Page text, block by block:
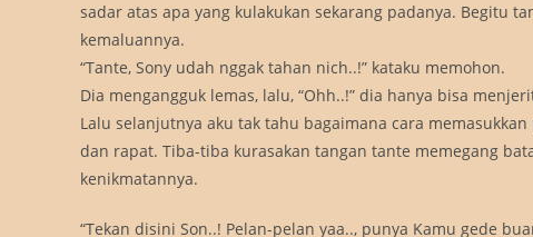
sadar atas apa yang kulakukan sekarang padanya. Begitu
kemaluannya.
“Tante, Sony udah nggak tahan nich..!” kataku memohon.
Dia mengangguk lemas, lalu, “Ohh..!” dia hanya bisa
Lalu selanjutnya aku tak tahu bagaimana cara
dan rapat. Tiba-tiba kurasakan tangan tante memegang
kenikmatannya.
“Tekan disini Son..! Pelan-pelan yaa.., punya Kamu gede